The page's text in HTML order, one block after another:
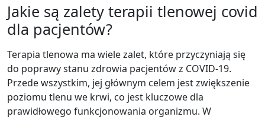
Jakie są zalety terapii tlenowej covid
dla pacjentów?
Terapia tlenowa ma wiele zalet, które przyczyniają się
do poprawy stanu zdrowia pacjentów z COVID-19.
Przede wszystkim, jej głównym celem jest zwiększenie
poziomu tlenu we krwi, co jest kluczowe dla
prawidłowego funkcjonowania organizmu. W